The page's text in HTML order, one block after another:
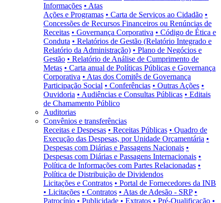
Informações • Atas
Ações e Programas • Carta de Serviços ao Cidadão •
Concessões de Recursos Financeiros ou Renúncias de
Receitas • Governança Corporativa • Código de Ética e
Conduta • Relatórios de Gestão (Relatório Integrado e
Relatório da Administração) • Plano de Negócios e
Gestão • Relatório de Análise de Cumprimento de
Metas • Carta anual de Políticas Públicas e Governança
Corporativa • Atas dos Comitês de Governança
Participação Social • Conferências • Outras Ações •
Ouvidoria • Audiências e Consultas Públicas • Editais
de Chamamento Público
Auditorias
Convênios e transferências
Receitas e Despesas • Receitas Públicas • Quadro de
Execução das Despesas, por Unidade Orçamentária •
Despesas com Diárias e Passagens Nacionais •
Despesas com Diárias e Passagens Internacionais •
Política de Informações com Partes Relacionadas •
Política de Distribuição de Dividendos
Licitações e Contratos • Portal de Fornecedores da INB
• Licitações • Contratos • Atas de Adesão - SRP •
Patrocínio • Publicidade • Extratos • Pré-Qualificação •